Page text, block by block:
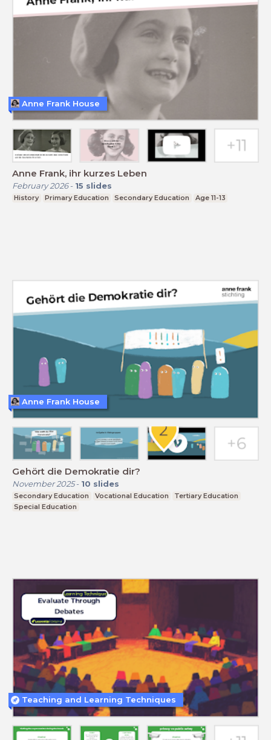
Anne Frank, ihr kurzes Leben
February 2026- 15 slides
History Primary Education Secondary Education Age 11-13
Anne Frank House
Gehört die Demokratie dir?
November 2025- 10 slides
Secondary Education Vocational Education
Tertiary Education
Special Education
Anne Frank House
Teaching and Learning Techniques